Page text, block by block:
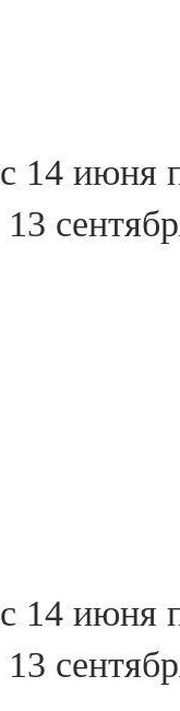
с 14 июня
13
с 14 июня
13